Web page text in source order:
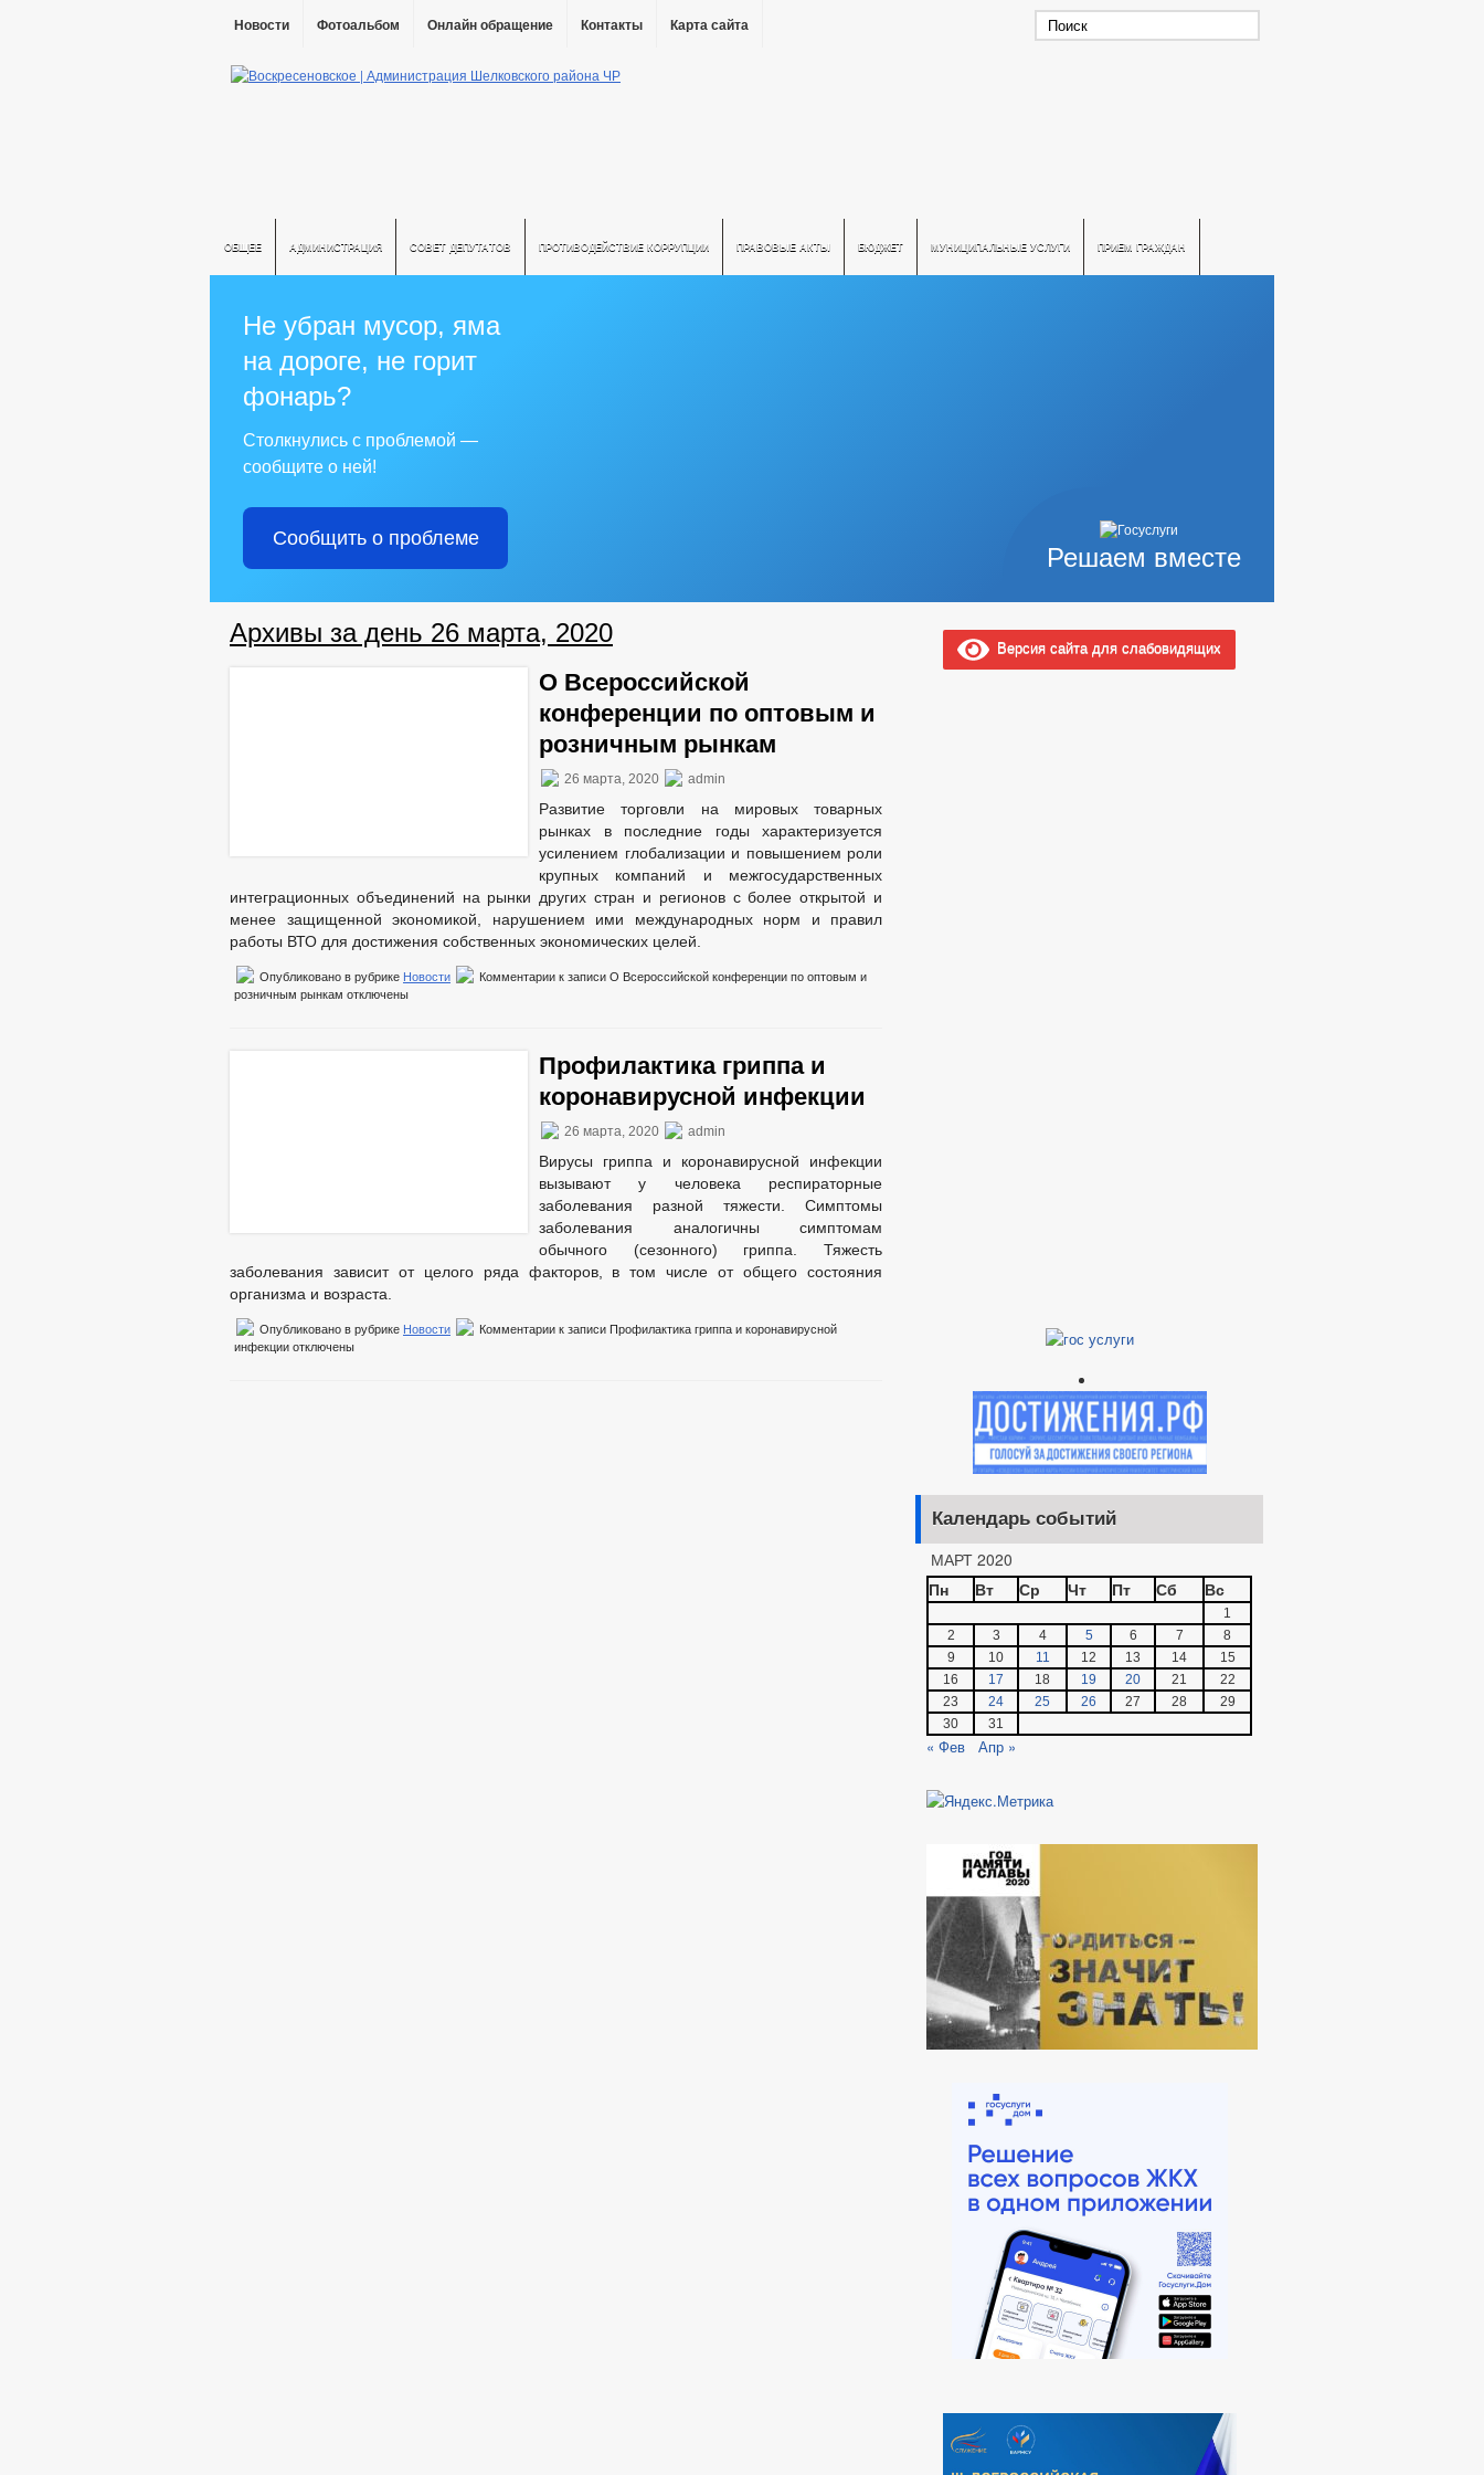
Новости Фотоальбом Онлайн обращение Контакты Карта сайта
ОБЩЕЕ АДМИНИСТРАЦИЯ СОВЕТ ДЕПУТАТОВ ПРОТИВОДЕЙСТВИЕ КОРРУПЦИИ ПРАВОВЫЕ АКТЫ БЮДЖЕТ МУНИЦИПАЛЬНЫЕ УСЛУГИ ПРИЕМ ГРАЖДАН
Решаем вместе
Не убран мусор, яма
на дороге, не горит
фонарь?
Столкнулись с проблемой —
сообщите о ней!
Сообщить о проблеме
Архивы за день 26 марта, 2020
О Всероссийской
конференции по оптовым и
розничным рынкам
26 марта, 2020 admin
Развитие торговли на мировых товарных
рынках в последние годы характеризуется
усилением глобализации и повышением роли
крупных компаний и межгосударственных
интеграционных объединений на рынки других стран и регионов с более открытой и
менее защищенной экономикой, нарушением ими международных норм и правил
работы ВТО для достижения собственных экономических целей.
Опубликовано в рубрике Новости Комментарии к записи О Всероссийской конференции по оптовым и
розничным рынкам отключены
Профилактика гриппа и
коронавирусной инфекции
26 марта, 2020 admin
Вирусы гриппа и коронавирусной инфекции
вызывают у человека респираторные
заболевания разной тяжести. Симптомы
заболевания аналогичны симптомам
обычного (сезонного) гриппа. Тяжесть
заболевания зависит от целого ряда факторов, в том числе от общего состояния
организма и возраста.
Опубликовано в рубрике Новости Комментарии к записи Профилактика гриппа и коронавирусной
инфекции отключены
Версия сайта для слабовидящих
Календарь событий
МАРТ 2020
Пн
Вт Ср Чт Пт Сб Вс
1
2
3 4 5 6 7
8
9
10 11 12 13 14
15
16
17 18 19 20 21
22
23
24 25 26 27 28
29
30
31
« Фев Апр »